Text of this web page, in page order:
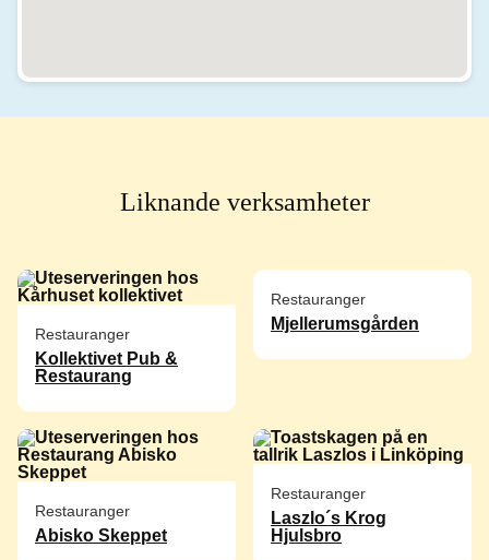
Liknande verksamheter
Restauranger
Kollektivet Pub &
Restaurang
Restauranger
Mjellerumsgården
Restauranger
Abisko Skeppet
Restauranger
Laszlo´s Krog
Hjulsbro